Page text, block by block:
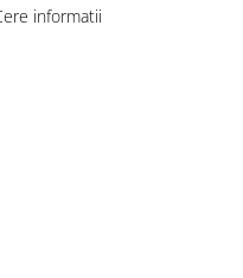
informatii